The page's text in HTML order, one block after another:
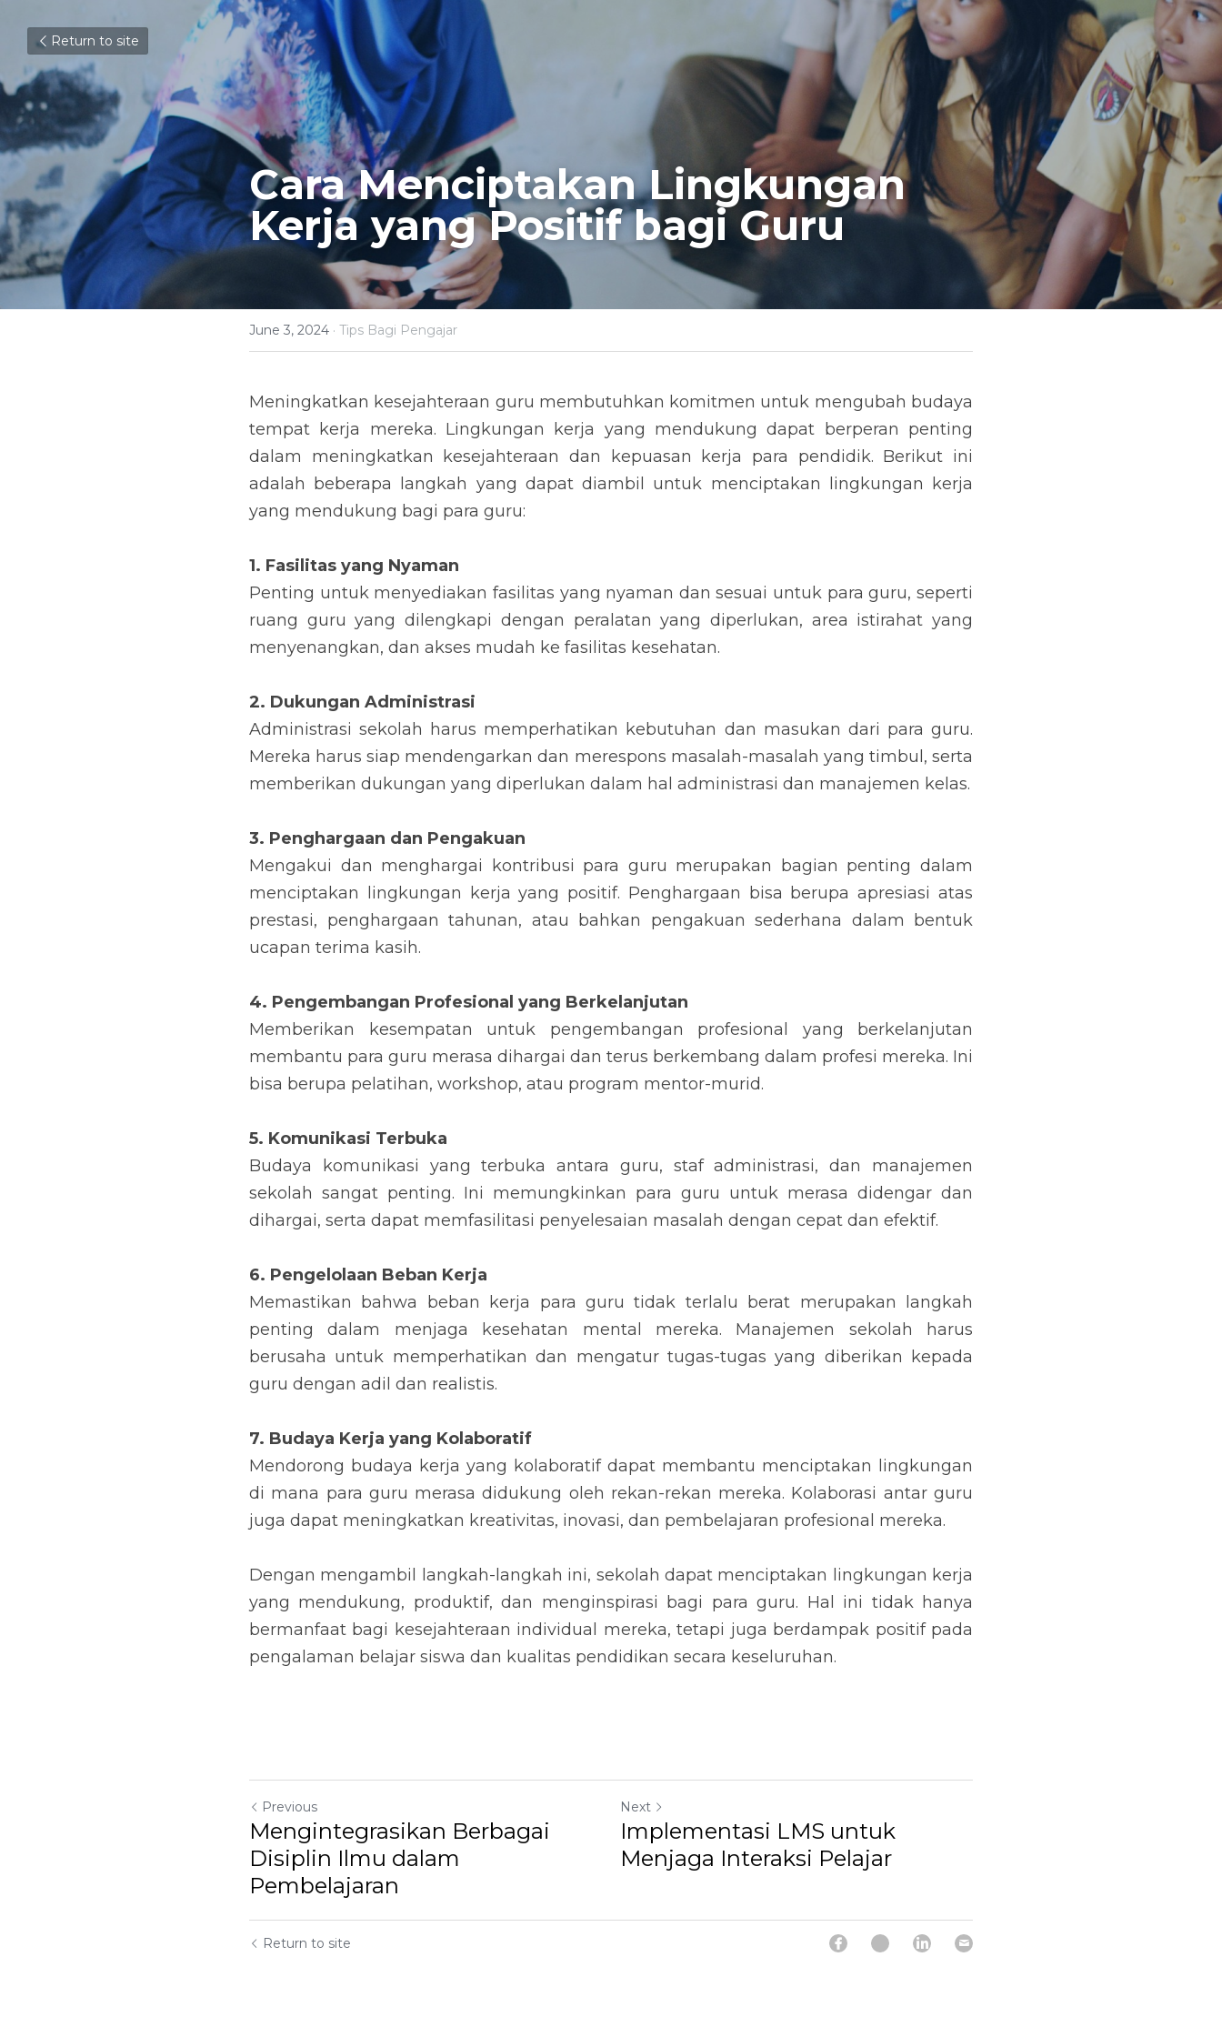
Return to site
Cara Menciptakan Lingkungan
Kerja yang Positif bagi Guru
June 3, 2024 · Tips Bagi Pengajar
Meningkatkan kesejahteraan guru membutuhkan komitmen untuk mengubah budaya
tempat kerja mereka. Lingkungan kerja yang mendukung dapat berperan penting
dalam meningkatkan kesejahteraan dan kepuasan kerja para pendidik. Berikut ini
adalah beberapa langkah yang dapat diambil untuk menciptakan lingkungan kerja
yang mendukung bagi para guru:
1. Fasilitas yang Nyaman
Penting untuk menyediakan fasilitas yang nyaman dan sesuai untuk para guru, seperti
ruang guru yang dilengkapi dengan peralatan yang diperlukan, area istirahat yang
menyenangkan, dan akses mudah ke fasilitas kesehatan.
2. Dukungan Administrasi
Administrasi sekolah harus memperhatikan kebutuhan dan masukan dari para guru.
Mereka harus siap mendengarkan dan merespons masalah-masalah yang timbul, serta
memberikan dukungan yang diperlukan dalam hal administrasi dan manajemen kelas.
3. Penghargaan dan Pengakuan
Mengakui dan menghargai kontribusi para guru merupakan bagian penting dalam
menciptakan lingkungan kerja yang positif. Penghargaan bisa berupa apresiasi atas
prestasi, penghargaan tahunan, atau bahkan pengakuan sederhana dalam bentuk
ucapan terima kasih.
4. Pengembangan Profesional yang Berkelanjutan
Memberikan kesempatan untuk pengembangan profesional yang berkelanjutan
membantu para guru merasa dihargai dan terus berkembang dalam profesi mereka. Ini
bisa berupa pelatihan, workshop, atau program mentor-murid.
5. Komunikasi Terbuka
Budaya komunikasi yang terbuka antara guru, staf administrasi, dan manajemen
sekolah sangat penting. Ini memungkinkan para guru untuk merasa didengar dan
dihargai, serta dapat memfasilitasi penyelesaian masalah dengan cepat dan efektif.
6. Pengelolaan Beban Kerja
Memastikan bahwa beban kerja para guru tidak terlalu berat merupakan langkah
penting dalam menjaga kesehatan mental mereka. Manajemen sekolah harus
berusaha untuk memperhatikan dan mengatur tugas-tugas yang diberikan kepada
guru dengan adil dan realistis.
7. Budaya Kerja yang Kolaboratif
Mendorong budaya kerja yang kolaboratif dapat membantu menciptakan lingkungan
di mana para guru merasa didukung oleh rekan-rekan mereka. Kolaborasi antar guru
juga dapat meningkatkan kreativitas, inovasi, dan pembelajaran profesional mereka.
Dengan mengambil langkah-langkah ini, sekolah dapat menciptakan lingkungan kerja
yang mendukung, produktif, dan menginspirasi bagi para guru. Hal ini tidak hanya
bermanfaat bagi kesejahteraan individual mereka, tetapi juga berdampak positif pada
pengalaman belajar siswa dan kualitas pendidikan secara keseluruhan.
Previous
Mengintegrasikan Berbagai
Disiplin Ilmu dalam
Pembelajaran
Next
Implementasi LMS untuk
Menjaga Interaksi Pelajar
Return to site